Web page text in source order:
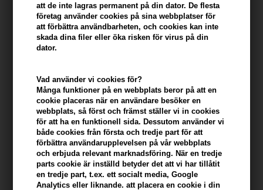
att de inte lagras permanent på din dator. De flesta
företag använder cookies på sina webbplatser för
att förbättra användbarheten, och cookies kan inte
skada dina filer eller öka risken för virus på din
dator.
Vad använder vi cookies för?
Många funktioner på en webbplats beror på att en
cookie placeras när en användare besöker en
webbplats, så först och främst ställer vi in ​​cookies
för att ha en funktionell sida. Dessutom använder vi
både cookies från första och tredje part för att
förbättra användarupplevelsen på vår webbplats
och erbjuda relevant marknadsföring. När en tredje
parts cookie är inställd betyder det att vi har tillåtit
en tredje part, t.ex. ett socialt media, Google
Analytics eller liknande. att placera en cookie i din
- Ger en matt finish till håret
- Kan användas både som stylingspray och avslutningsspray
- Tillför maximal volym för ett fylligare hår
- Erbjuder lätt stadga och varar hela dagen
Användning
- Spraya på handdukstorrt hår före föning för att få maximal volym
- Använd som avslutningsspray för ett extra matt resultat
- Perfekt för både daglig användning och speciella tillfällen
- Passar perfekt in i den moderna mannens vårdrutin
- Återspeglar Waterclouds engagemang för kvalitet och pålitlighet
Storlek: 100 ml